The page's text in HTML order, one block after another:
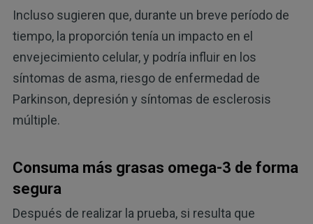
Incluso sugieren que, durante un breve período de
tiempo, la proporción tenía un impacto en el
envejecimiento celular, y podría influir en los
síntomas de asma, riesgo de enfermedad de
Parkinson, depresión y síntomas de esclerosis
múltiple.
Consuma más grasas omega-3 de forma
segura
Después de realizar la prueba, si resulta que